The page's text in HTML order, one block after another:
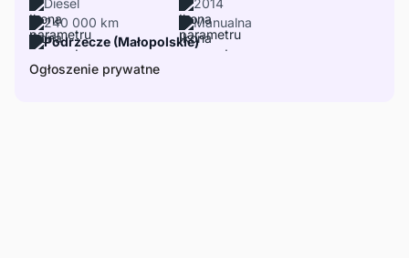
Diesel
2014
240 000 km
Manualna
Podrzecze (Małopolskie)
Ogłoszenie prywatne